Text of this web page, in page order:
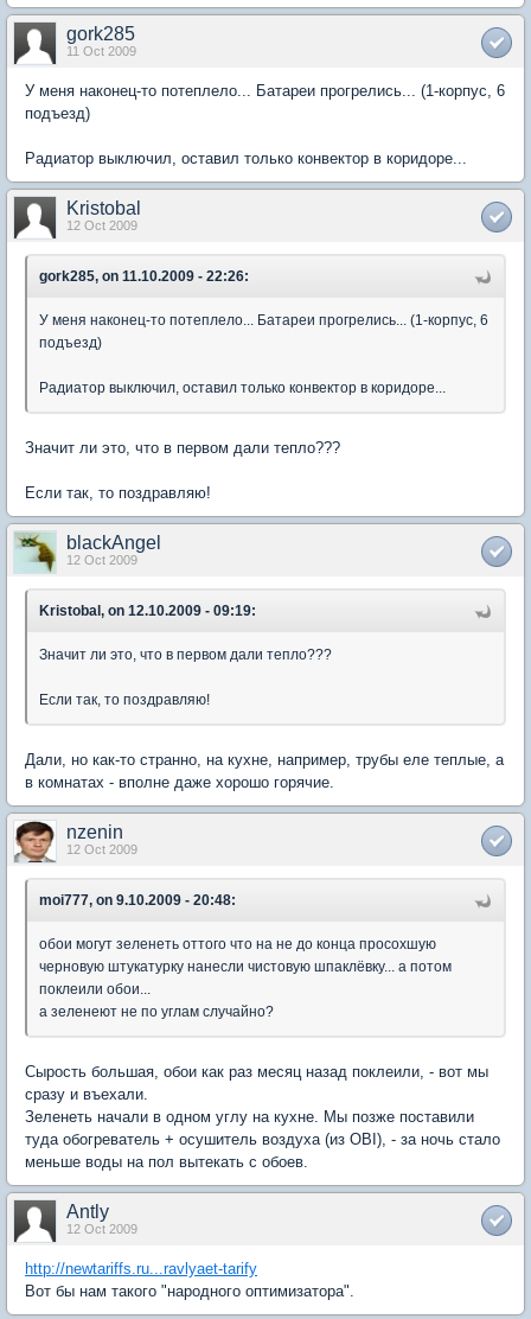
gork285
11 Oct 2009
У меня наконец-то потеплело... Батареи прогрелись... (1-корпус, 6
подъезд)
Радиатор выключил, оставил только конвектор в коридоре...
Kristobal
12 Oct 2009
gork285, on 11.10.2009 - 22:26:
У меня наконец-то потеплело... Батареи прогрелись... (1-корпус, 6
подъезд)
Радиатор выключил, оставил только конвектор в коридоре...
Значит ли это, что в первом дали тепло???
Если так, то поздравляю!
blackAngel
12 Oct 2009
Kristobal, on 12.10.2009 - 09:19:
Значит ли это, что в первом дали тепло???
Если так, то поздравляю!
Дали, но как-то странно, на кухне, например, трубы еле теплые, а
в комнатах - вполне даже хорошо горячие.
nzenin
12 Oct 2009
moi777, on 9.10.2009 - 20:48:
обои могут зеленеть оттого что на не до конца просохшую
черновую штукатурку нанесли чистовую шпаклёвку... а потом
поклеили обои...
а зеленеют не по углам случайно?
Сырость большая, обои как раз месяц назад поклеили, - вот мы
сразу и въехали.
Зеленеть начали в одном углу на кухне. Мы позже поставили
туда обогреватель + осушитель воздуха (из OBI), - за ночь стало
меньше воды на пол вытекать с обоев.
Antly
12 Oct 2009
http://newtariffs.ru...ravlyaet-tarify
Вот бы нам такого "народного оптимизатора".